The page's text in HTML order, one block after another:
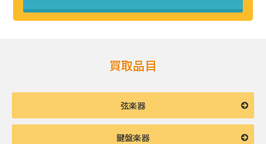
買取品目
弦楽器
鍵盤楽器